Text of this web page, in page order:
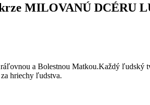
MILOVANÚ DCÉRU
a Bolestnou Matkou.Každý
hriechy ľudstva.